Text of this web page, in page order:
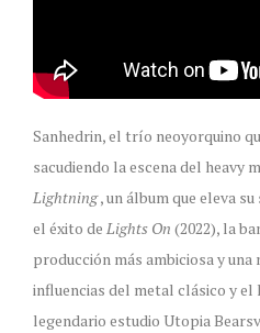
Sanhedrin, el trío neoyorquino
sacudiendo la escena del heavy
Lightning, un álbum que eleva
el éxito de Lights On (2022), la
producción más ambiciosa y una
influencias del metal clásico y el
legendario estudio Utopia